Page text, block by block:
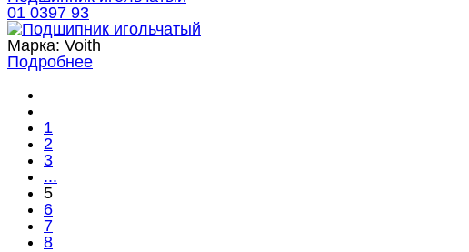
01 0397 93
Марка: Voith
Подробнее
1
2
3
...
5
6
7
8